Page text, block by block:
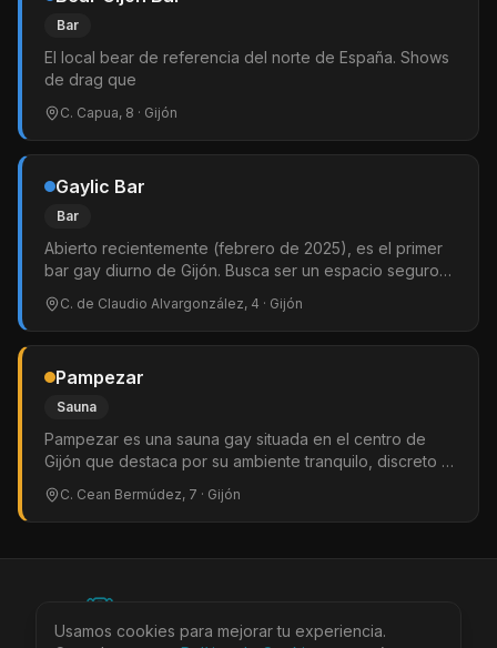
Bar
El local bear de referencia del norte de España. Shows
de drag que
C. Capua, 8 · Gijón
Gaylic Bar
Bar
Abierto recientemente (febrero de 2025), es el primer
bar gay diurno de Gijón. Busca ser un espacio seguro
para el encuentro y la socialización en un ambiente
relajado fuera del horario nocturno habitual.
C. de Claudio Alvargonzález, 4 · Gijón
Pampezar
Sauna
Pampezar es una sauna gay situada en el centro de
Gijón que destaca por su ambiente tranquilo, discreto y
bien cuidado. El local ofrece unas instalaciones amplias
y limpias que incluyen sauna seca, baño de vapor,
jacuzzi, cabinas privadas, cuarto oscuro y varias zonas
C. Cean Bermúdez, 7 · Gijón
©
Ciudades LocalesAgenda TiendaMás
Usamos cookies para mejorar tu experiencia.